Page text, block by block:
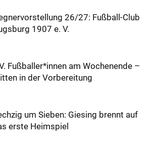
26/27: Fußball-Club
1907 e. V.
Fußballer*innen am Wochenende –
in der Vorbereitung
um Sieben: Giesing brennt auf
erste Heimspiel